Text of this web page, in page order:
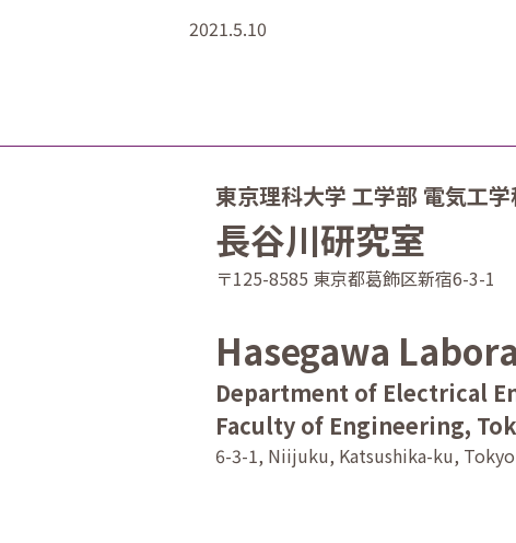
2021.5.10
東京理科大学 工学部 電気工
長谷川研究室
〒125-8585 東京都葛飾区新宿6-3-1
Hasegawa
Department of Electrical
Faculty of Engineering,
6-3-1, Niijuku, Katsushika-ku,